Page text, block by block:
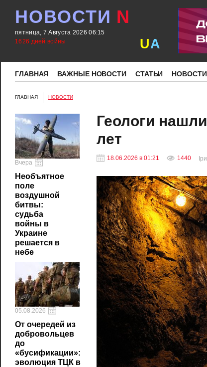
НОВОСТИ N
пятница, 7 Августа 2026 06:15
1626 дней войны
UA
ГЛАВНАЯ ВАЖНЫЕ НОВОСТИ СТАТЬИ
ГЛАВНАЯ НОВОСТИ
Вчера
Необъятное
поле
воздушной
битвы:
судьба
войны в
Украине
решается в
небе
05.08.2026
От очередей из
добровольцев
до
«бусификации»:
эволюция ТЦК в
Геологи
лет
18.06.2026 в 01:21 1440